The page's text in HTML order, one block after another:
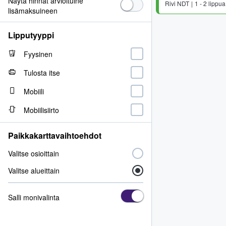
Rivi NDT 1 - 2 lippua
lisämaksuineen
Lipputyyppi
Fyysinen
Tulosta itse
Mobiili
Mobiilisiirto
Paikkakarttavaihtoehdot
Valitse osioittain
Valitse alueittain
Salli monivalinta